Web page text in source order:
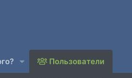
Пользователи